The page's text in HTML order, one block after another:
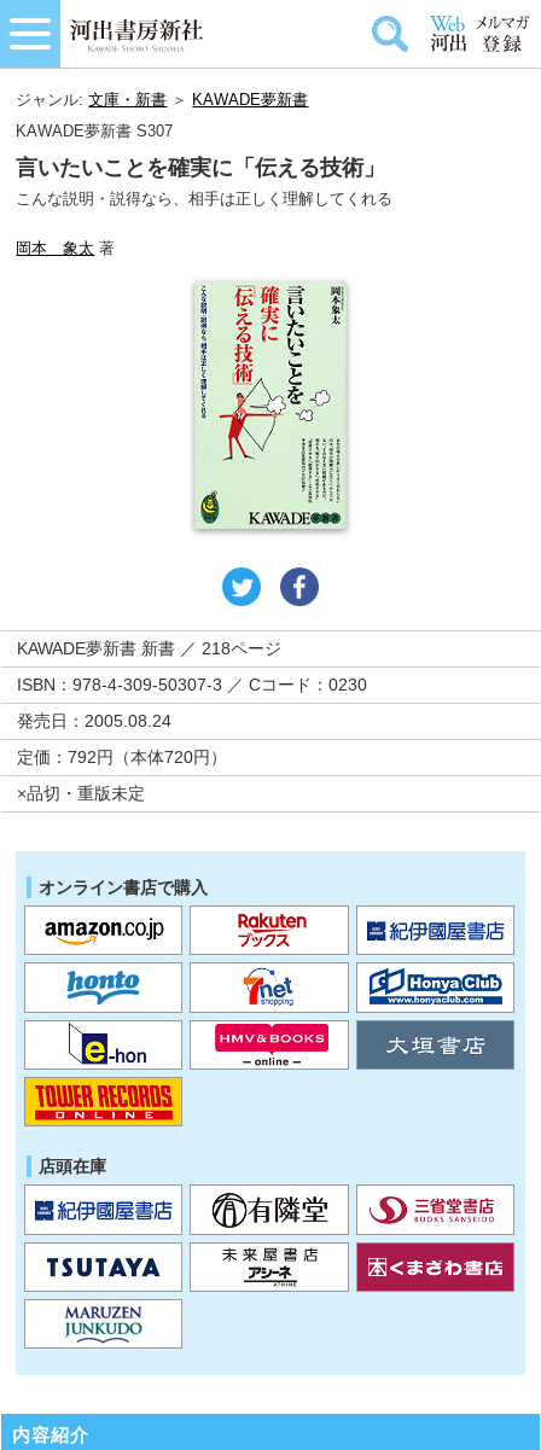
ジャンル:文庫・新書 ＞ KAWADE夢新書
KAWADE夢新書 S307
言いたいことを確実に「伝える技術」
こんな説明・説得なら、相手は正しく理解してくれる
岡本 象太 著
KAWADE夢新書 新書 ／ 218ページ
ISBN：978-4-309-50307-3 ／ Cコード：0230
発売日：2005.08.24
定価：792円（本体720円）
×品切・重版未定
オンライン書店で購入
店頭在庫
内容紹介